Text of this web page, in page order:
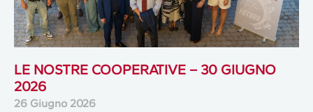
LE NOSTRE COOPERATIVE – 30 GIUGNO
2026
26 Giugno 2026